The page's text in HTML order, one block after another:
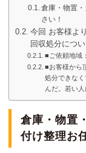
倉庫・物置
さい！
今回 お客様よ
回収処分につ
■ご依頼地域
■お客様から
処分できな
んだ。若い
倉庫・物置
付け整理お